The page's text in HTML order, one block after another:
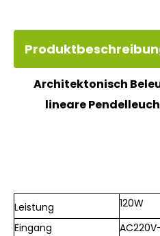
Architektonisch
lineare
Leistung
120W
Eingang